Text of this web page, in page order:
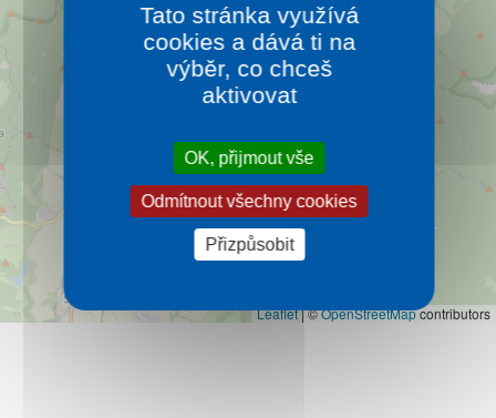
Leaflet|©OpenStreetMapcontributors
Tato stránka využívá
cookies a dává ti na
výběr, co chceš
aktivovat
OK, přijmout vše
Odmítnout všechny cookies
Přizpůsobit